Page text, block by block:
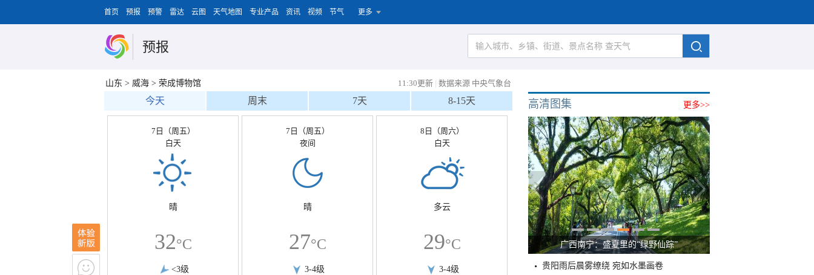
首页 预报 预警 雷达 云图 天气地图 专业产品 资讯 视频 节气 更多
预报
山东 > 威海 > 荣成博物馆 11:30更新 | 数据来源 中央气象台
今天 周末 7天 8-15天
7日（周五）
白天
晴
32°C
<3级
7日（周五）
夜间
晴
27°C
3-4级
8日（周六）
白天
多云
29°C
3-4级
更多>>
高清图集
广西南宁：盛夏里的“绿野仙踪”
贵阳雨后晨雾缭绕 宛如水墨画卷